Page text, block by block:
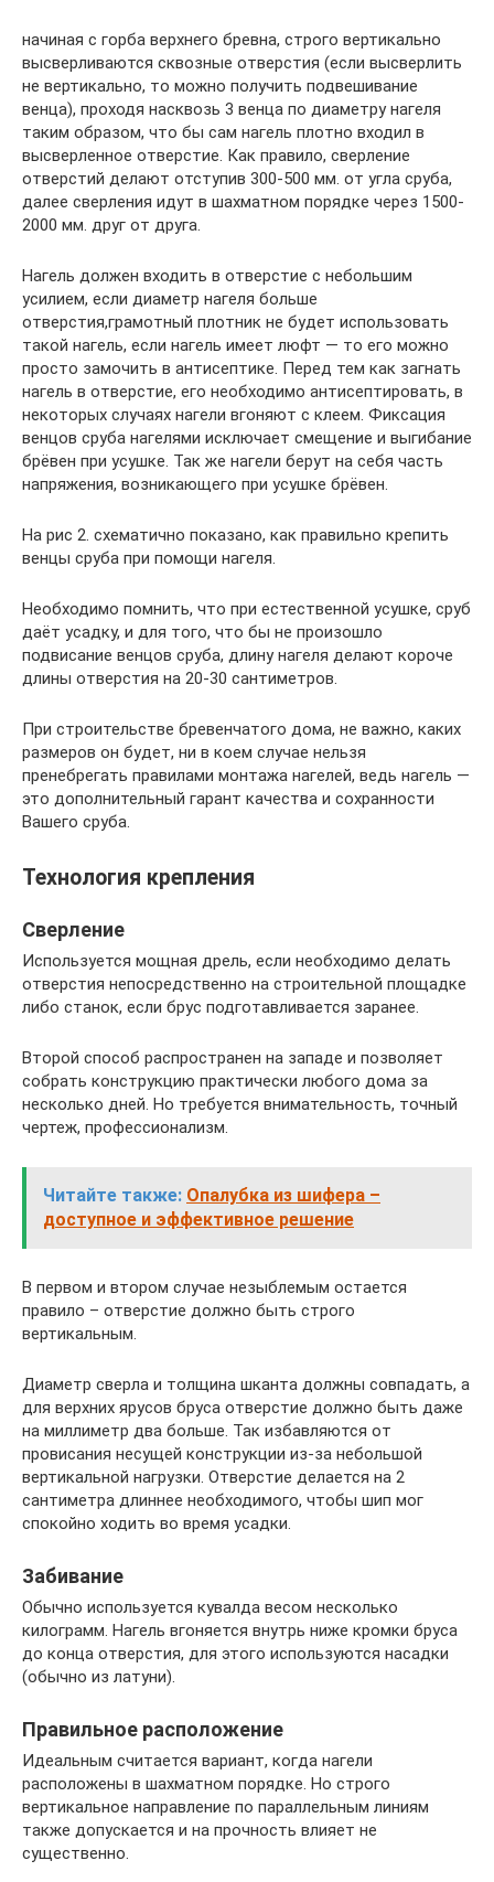
начиная с горба верхнего бревна, строго вертикально
высверливаются сквозные отверстия (если высверлить
не вертикально, то можно получить подвешивание
венца), проходя насквозь 3 венца по диаметру нагеля
таким образом, что бы сам нагель плотно входил в
высверленное отверстие. Как правило, сверление
отверстий делают отступив 300-500 мм. от угла сруба,
далее сверления идут в шахматном порядке через 1500-
2000 мм. друг от друга.
Нагель должен входить в отверстие с небольшим
усилием, если диаметр нагеля больше
отверстия,грамотный плотник не будет использовать
такой нагель, если нагель имеет люфт — то его можно
просто замочить в антисептике. Перед тем как загнать
нагель в отверстие, его необходимо антисептировать, в
некоторых случаях нагели вгоняют с клеем. Фиксация
венцов сруба нагелями исключает смещение и выгибание
брёвен при усушке. Так же нагели берут на себя часть
напряжения, возникающего при усушке брёвен.
На рис 2. схематично показано, как правильно крепить
венцы сруба при помощи нагеля.
Необходимо помнить, что при естественной усушке, сруб
даёт усадку, и для того, что бы не произошло
подвисание венцов сруба, длину нагеля делают короче
длины отверстия на 20-30 сантиметров.
При строительстве бревенчатого дома, не важно, каких
размеров он будет, ни в коем случае нельзя
пренебрегать правилами монтажа нагелей, ведь нагель —
это дополнительный гарант качества и сохранности
Вашего сруба.
Технология крепления
Сверление
Используется мощная дрель, если необходимо делать
отверстия непосредственно на строительной площадке
либо станок, если брус подготавливается заранее.
Второй способ распространен на западе и позволяет
собрать конструкцию практически любого дома за
несколько дней. Но требуется внимательность, точный
чертеж, профессионализм.
Читайте также: Опалубка из шифера –
доступное и эффективное решение
В первом и втором случае незыблемым остается
правило – отверстие должно быть строго
вертикальным.
Диаметр сверла и толщина шканта должны совпадать, а
для верхних ярусов бруса отверстие должно быть даже
на миллиметр два больше. Так избавляются от
провисания несущей конструкции из-за небольшой
вертикальной нагрузки. Отверстие делается на 2
сантиметра длиннее необходимого, чтобы шип мог
спокойно ходить во время усадки.
Забивание
Обычно используется кувалда весом несколько
килограмм. Нагель вгоняется внутрь ниже кромки бруса
до конца отверстия, для этого используются насадки
(обычно из латуни).
Правильное расположение
Идеальным считается вариант, когда нагели
расположены в шахматном порядке. Но строго
вертикальное направление по параллельным линиям
также допускается и на прочность влияет не
существенно.